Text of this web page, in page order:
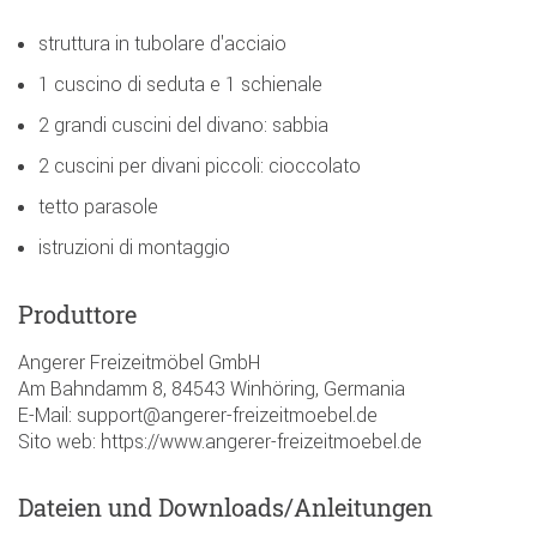
struttura in tubolare d'acciaio
1 cuscino di seduta e 1 schienale
2 grandi cuscini del divano: sabbia
2 cuscini per divani piccoli: cioccolato
tetto parasole
istruzioni di montaggio
Produttore
Angerer Freizeitmöbel GmbH
Am Bahndamm 8, 84543 Winhöring, Germania
E-Mail: support@angerer-freizeitmoebel.de
Sito web: https://www.angerer-freizeitmoebel.de
Dateien und Downloads/Anleitungen